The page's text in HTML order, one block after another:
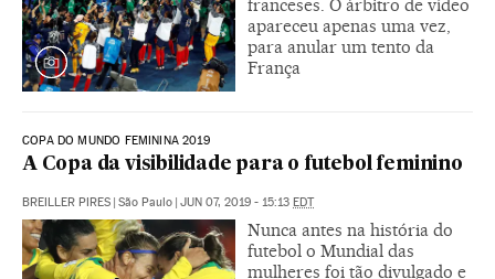
franceses. O árbitro de vídeo
apareceu apenas uma vez,
para anular um tento da
França
COPA DO MUNDO FEMININA 2019
A Copa da visibilidade para o futebol feminino
BREILLER PIRES | São Paulo | JUN 07, 2019 - 15:13 EDT
Nunca antes na história do
futebol o Mundial das
mulheres foi tão divulgado e